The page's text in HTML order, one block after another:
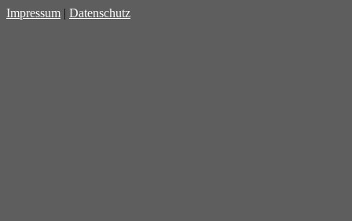
Impressum | Datenschutz